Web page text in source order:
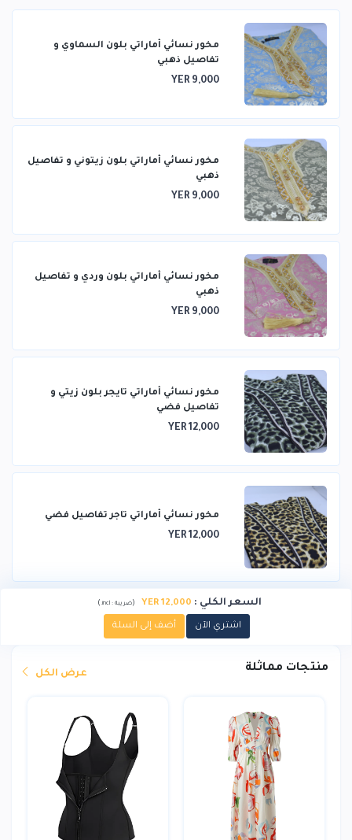
مخور نسائي أماراتي بلون السماوي و
تفاصيل ذهبي
YER 9,000
مخور نسائي أماراتي بلون زيتوني و تفاصيل
ذهبي
YER 9,000
مخور نسائي أماراتي بلون وردي و تفاصيل
ذهبي
YER 9,000
مخور نسائي أماراتي تايجر بلون زيتي و
تفاصيل فضي
YER 12,000
مخور نسائي أماراتي تاجر تفاصيل فضي
YER 12,000
السعر الكلي :
YER 12,000
(ضريبة : incl.
)
اشتري الآن أضف إلى السلة
منتجات مماثلة عرض الكل